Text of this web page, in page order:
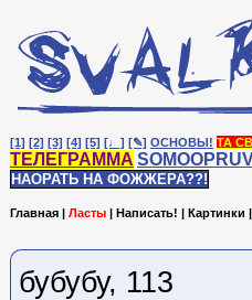
[1] [2] [3] [4] [5] [♩] [✎] ОСНОВЫ! ТА
ТЕЛЕГРАММА
НАОРАТЬ НА ФОЖЖЕРА??!
Главная | Ласты | Написать! | Картинки |
бубубу, 113